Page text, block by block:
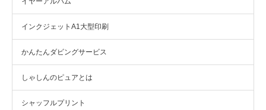
インクジェットA1大型印刷
かんたんダビングサービス
しゃしんのピュアとは
シャッフルプリント